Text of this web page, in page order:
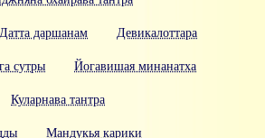
Датта даршанам Девикалоттара
сутры Йогавишая минанатха
Куларнава тантра
Мандукья карики